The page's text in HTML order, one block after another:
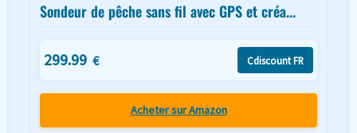
Sondeur de pêche sans fil avec GPS et créa...
299.99 € Cdiscount FR
Acheter sur Amazon